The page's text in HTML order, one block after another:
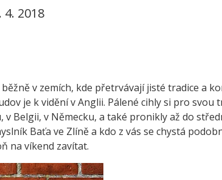
4. 2018
v zemích, kde přetrvávají jisté tradice a
je k vidění v Anglii. Pálené cihly si pro svou
Belgii, v Německu, a také pronikly až do
Baťa ve Zlíně a kdo z vás se chystá
na víkend zavítat.